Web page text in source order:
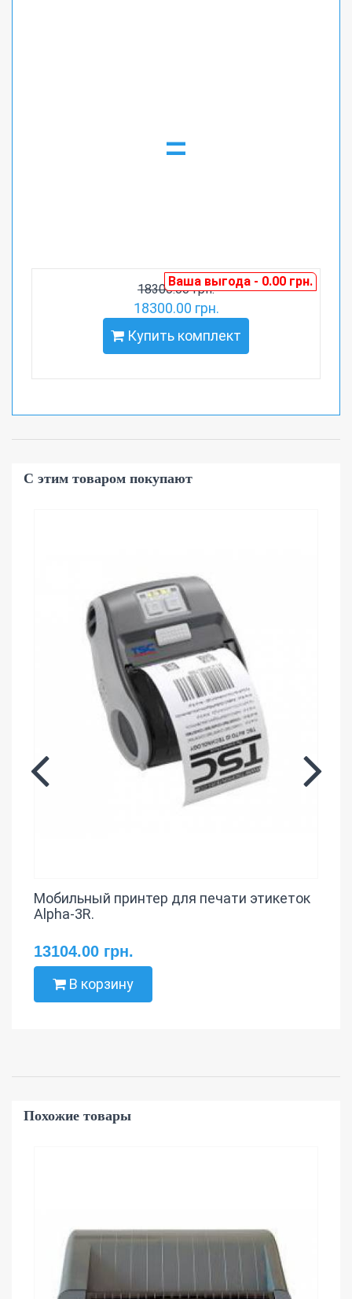
=
Ваша выгода - 0.00 грн.
18300.00 грн.
18300.00 грн.
Купить комплект
С этим товаром покупают
Мобильный принтер для печати этикеток
Alpha-3R.
13104.00 грн.
В корзину
Похожие товары